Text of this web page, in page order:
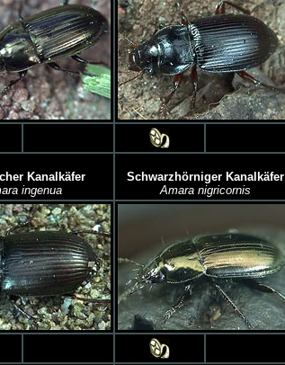
Kanalkäfer
ingenua
Schwarzhörniger Kanalkäfer
Amara nigricornis